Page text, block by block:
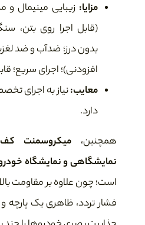
مزایا: زیبایی مینیمال
(قابل اجرا روی بتن،
بدون درز؛ ضدآب و ضد
افزودنی)؛ اجرای سریع؛
معایب:نیاز به اجرای
دارد.
همچنین، میکروسمنت
نمایشگاهی و نمایشگاه
است؛ چون علاوه بر مقاومت
فشار تردد، ظاهری یک پارچه